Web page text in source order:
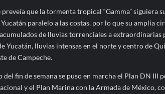
preveía que la tormenta tropical “Gamma” siguiera
paralelo a las costas, por lo que su amplia
de lluvias torrenciales a
Yucatán, lluvias intensas en el norte y centro de
de Campeche.
del fin de semana se puso en marcha el Plan DN III
y el Plan Marina con la Armada de México,